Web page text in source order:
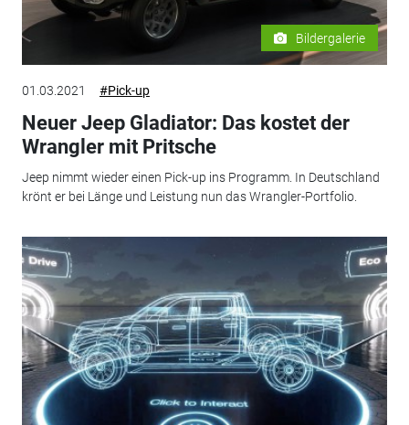
Bildergalerie
01.03.2021 #Pick-up
Neuer Jeep Gladiator: Das kostet der
Wrangler mit Pritsche
Jeep nimmt wieder einen Pick-up ins Programm. In Deutschland
krönt er bei Länge und Leistung nun das Wrangler-Portfolio.